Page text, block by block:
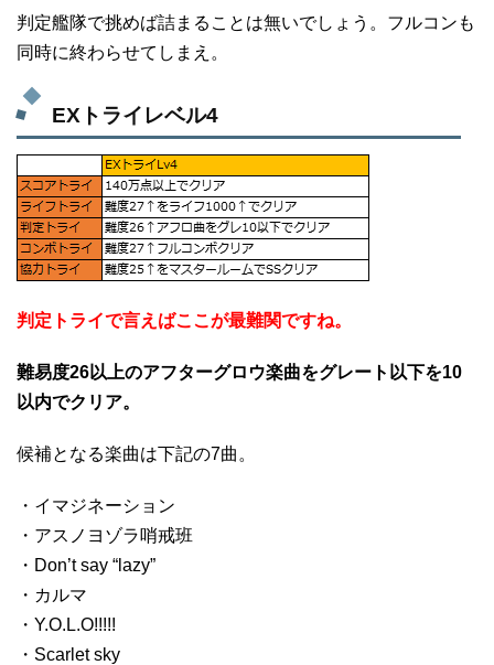
判定艦隊で挑めば詰まることは無いでしょう。フルコンも
同時に終わらせてしまえ。
EXトライレベル4
判定トライで言えばここが最難関ですね。
難易度26以上のアフターグロウ楽曲をグレート以下を10
以内でクリア。
候補となる楽曲は下記の7曲。
・イマジネーション
・アスノヨゾラ哨戒班
・Don’t say “lazy”
・カルマ
・Y.O.L.O!!!!!
・Scarlet sky